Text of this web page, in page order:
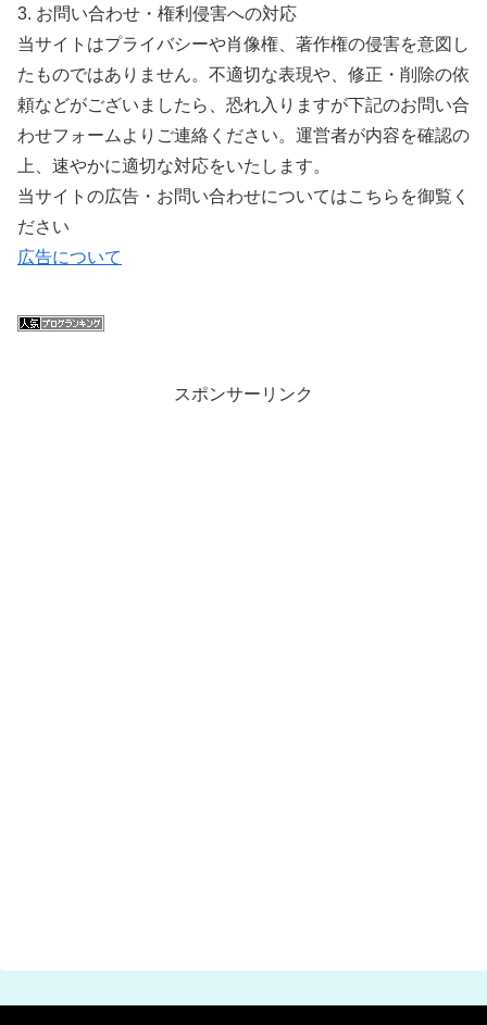
3. お問い合わせ・権利侵害への対応
当サイトはプライバシーや肖像権、著作権の侵害を意図し
たものではありません。不適切な表現や、修正・削除の依
頼などがございましたら、恐れ入りますが下記のお問い合
わせフォームよりご連絡ください。運営者が内容を確認の
上、速やかに適切な対応をいたします。
当サイトの広告・お問い合わせについてはこちらを御覧く
ださい
広告について
スポンサーリンク